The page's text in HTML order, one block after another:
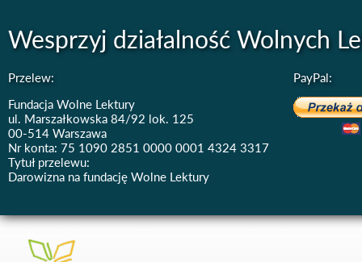
Wesprzyj działalność Wolnych
Przelew:
Fundacja Wolne Lektury
ul. Marszałkowska 84/92 lok. 125
00-514 Warszawa
Nr konta: 75 1090 2851 0000 0001 4324 3317
Tytuł przelewu:
Darowizna na fundację Wolne Lektury
PayPal: